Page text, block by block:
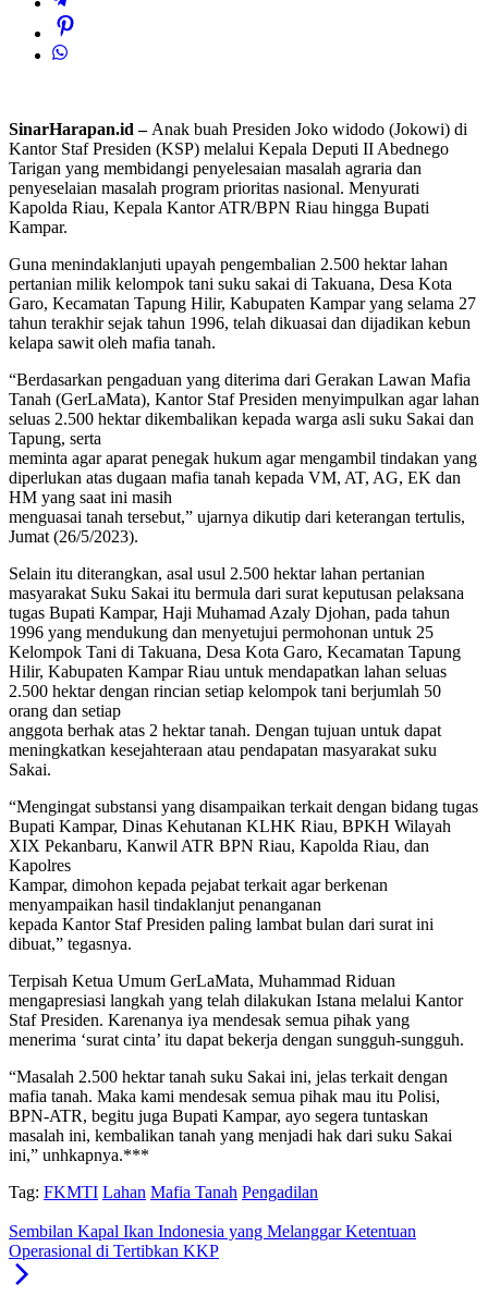
SinarHarapan.id – Anak buah Presiden Joko widodo (Jokowi) di
Kantor Staf Presiden (KSP) melalui Kepala Deputi II Abednego
Tarigan yang membidangi penyelesaian masalah agraria dan
penyeselaian masalah program prioritas nasional. Menyurati
Kapolda Riau, Kepala Kantor ATR/BPN Riau hingga Bupati
Kampar.
Guna menindaklanjuti upayah pengembalian 2.500 hektar lahan
pertanian milik kelompok tani suku sakai di Takuana, Desa Kota
Garo, Kecamatan Tapung Hilir, Kabupaten Kampar yang selama 27
tahun terakhir sejak tahun 1996, telah dikuasai dan dijadikan kebun
kelapa sawit oleh mafia tanah.
“Berdasarkan pengaduan yang diterima dari Gerakan Lawan Mafia
Tanah (GerLaMata), Kantor Staf Presiden menyimpulkan agar lahan
seluas 2.500 hektar dikembalikan kepada warga asli suku Sakai dan
Tapung, serta
meminta agar aparat penegak hukum agar mengambil tindakan yang
diperlukan atas dugaan mafia tanah kepada VM, AT, AG, EK dan
HM yang saat ini masih
menguasai tanah tersebut,” ujarnya dikutip dari keterangan tertulis,
Jumat (26/5/2023).
Selain itu diterangkan, asal usul 2.500 hektar lahan pertanian
masyarakat Suku Sakai itu bermula dari surat keputusan pelaksana
tugas Bupati Kampar, Haji Muhamad Azaly Djohan, pada tahun
1996 yang mendukung dan menyetujui permohonan untuk 25
Kelompok Tani di Takuana, Desa Kota Garo, Kecamatan Tapung
Hilir, Kabupaten Kampar Riau untuk mendapatkan lahan seluas
2.500 hektar dengan rincian setiap kelompok tani berjumlah 50
orang dan setiap
anggota berhak atas 2 hektar tanah. Dengan tujuan untuk dapat
meningkatkan kesejahteraan atau pendapatan masyarakat suku
Sakai.
“Mengingat substansi yang disampaikan terkait dengan bidang tugas
Bupati Kampar, Dinas Kehutanan KLHK Riau, BPKH Wilayah
XIX Pekanbaru, Kanwil ATR BPN Riau, Kapolda Riau, dan
Kapolres
Kampar, dimohon kepada pejabat terkait agar berkenan
menyampaikan hasil tindaklanjut penanganan
kepada Kantor Staf Presiden paling lambat bulan dari surat ini
dibuat,” tegasnya.
Terpisah Ketua Umum GerLaMata, Muhammad Riduan
mengapresiasi langkah yang telah dilakukan Istana melalui Kantor
Staf Presiden. Karenanya iya mendesak semua pihak yang
menerima ‘surat cinta’ itu dapat bekerja dengan sungguh-sungguh.
“Masalah 2.500 hektar tanah suku Sakai ini, jelas terkait dengan
mafia tanah. Maka kami mendesak semua pihak mau itu Polisi,
BPN-ATR, begitu juga Bupati Kampar, ayo segera tuntaskan
masalah ini, kembalikan tanah yang menjadi hak dari suku Sakai
ini,” unhkapnya.***
Tag: FKMTI Lahan Mafia Tanah Pengadilan
Sembilan Kapal Ikan Indonesia yang Melanggar Ketentuan
Operasional di Tertibkan KKP